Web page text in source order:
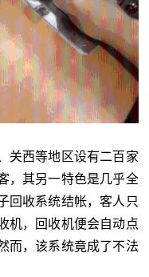
关西等地区设有二百家
，其另一特色是几乎全
回收系统结帐，客人只
机，回收机便会自动点
而，该系统竟成了不法